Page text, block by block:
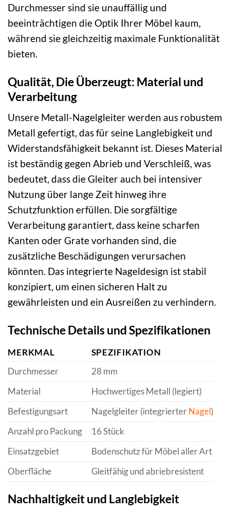
Durchmesser sind sie unauffällig und
beeinträchtigen die Optik Ihrer Möbel kaum,
während sie gleichzeitig maximale Funktionalität
bieten.
Qualität, Die Überzeugt: Material und
Verarbeitung
Unsere Metall-Nagelgleiter werden aus robustem
Metall gefertigt, das für seine Langlebigkeit und
Widerstandsfähigkeit bekannt ist. Dieses Material
ist beständig gegen Abrieb und Verschleiß, was
bedeutet, dass die Gleiter auch bei intensiver
Nutzung über lange Zeit hinweg ihre
Schutzfunktion erfüllen. Die sorgfältige
Verarbeitung garantiert, dass keine scharfen
Kanten oder Grate vorhanden sind, die
zusätzliche Beschädigungen verursachen
könnten. Das integrierte Nageldesign ist stabil
konzipiert, um einen sicheren Halt zu
gewährleisten und ein Ausreißen zu verhindern.
Technische Details und Spezifikationen
MERKMAL
SPEZIFIKATION
Durchmesser
28 mm
Material
Hochwertiges Metall (legiert)
Befestigungsart
Nagelgleiter (integrierterNagel)
Anzahl pro Packung
16 Stück
Einsatzgebiet
Bodenschutz für Möbel aller Art
Oberfläche
Gleitfähig und abriebresistent
Nachhaltigkeit und Langlebigkeit